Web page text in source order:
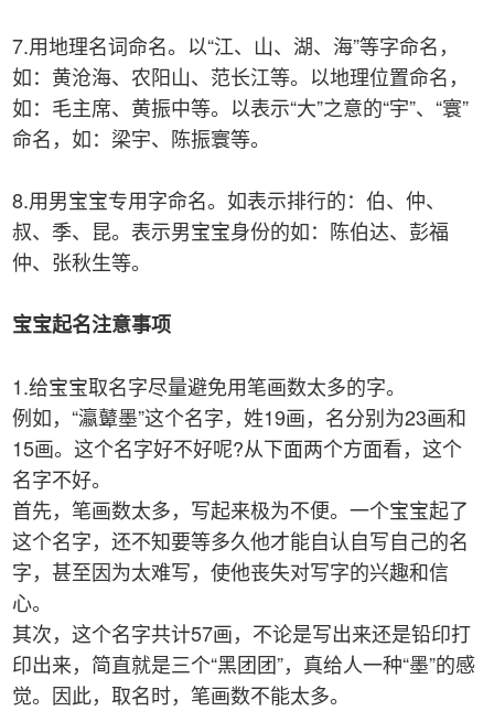
7.用地理名词命名。以“江、山、湖、海”等字命名，
如：黄沧海、农阳山、范长江等。以地理位置命名，
如：毛主席、黄振中等。以表示“大”之意的“宇”、“寰”
命名，如：梁宇、陈振寰等。
8.用男宝宝专用字命名。如表示排行的：伯、仲、
叔、季、昆。表示男宝宝身份的如：陈伯达、彭福
仲、张秋生等。
宝宝起名注意事项
1.给宝宝取名字尽量避免用笔画数太多的字。
例如，“瀛鼙墨”这个名字，姓19画，名分别为23画和
15画。这个名字好不好呢?从下面两个方面看，这个
名字不好。
首先，笔画数太多，写起来极为不便。一个宝宝起了
这个名字，还不知要等多久他才能自认自写自己的名
字，甚至因为太难写，使他丧失对写字的兴趣和信
心。
其次，这个名字共计57画，不论是写出来还是铅印打
印出来，简直就是三个“黑团团”，真给人一种“墨”的感
觉。因此，取名时，笔画数不能太多。